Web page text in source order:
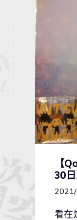
【
30
看在